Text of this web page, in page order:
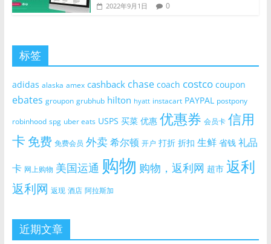
2022年9月1日 0
标签
adidas alaska amex cashback chase coach costco coupon
ebates groupon grubhub hilton hyatt instacart PAYPAL postpony
robinhood spg uber eats USPS 买菜 优惠 优惠券 会员卡 信用
卡 免费 免费会员 外卖希尔顿 开户 打折 折扣 生鲜 省钱 礼品
卡 网上购物 美国运通 购物 购物，返利网 超市 返利
返利网 返现 酒店 阿拉斯加
近期文章